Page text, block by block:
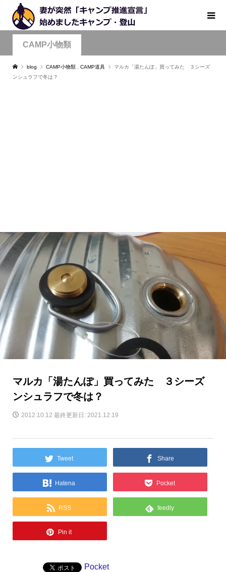
CAMP小物類
blog CAMP小物類 CAMP道具
マルカ「湯たんぽ」買ってみた ３シーズ
ンシュラフで冬は？
マルカ「湯たんぽ」買ってみた ３シーズ
ンシュラフで冬は？
2012.10.12 最終更新日: 2021.12.19
Tweet Share
Hatena Pocket
RSS feedly
Pin it
Pocket